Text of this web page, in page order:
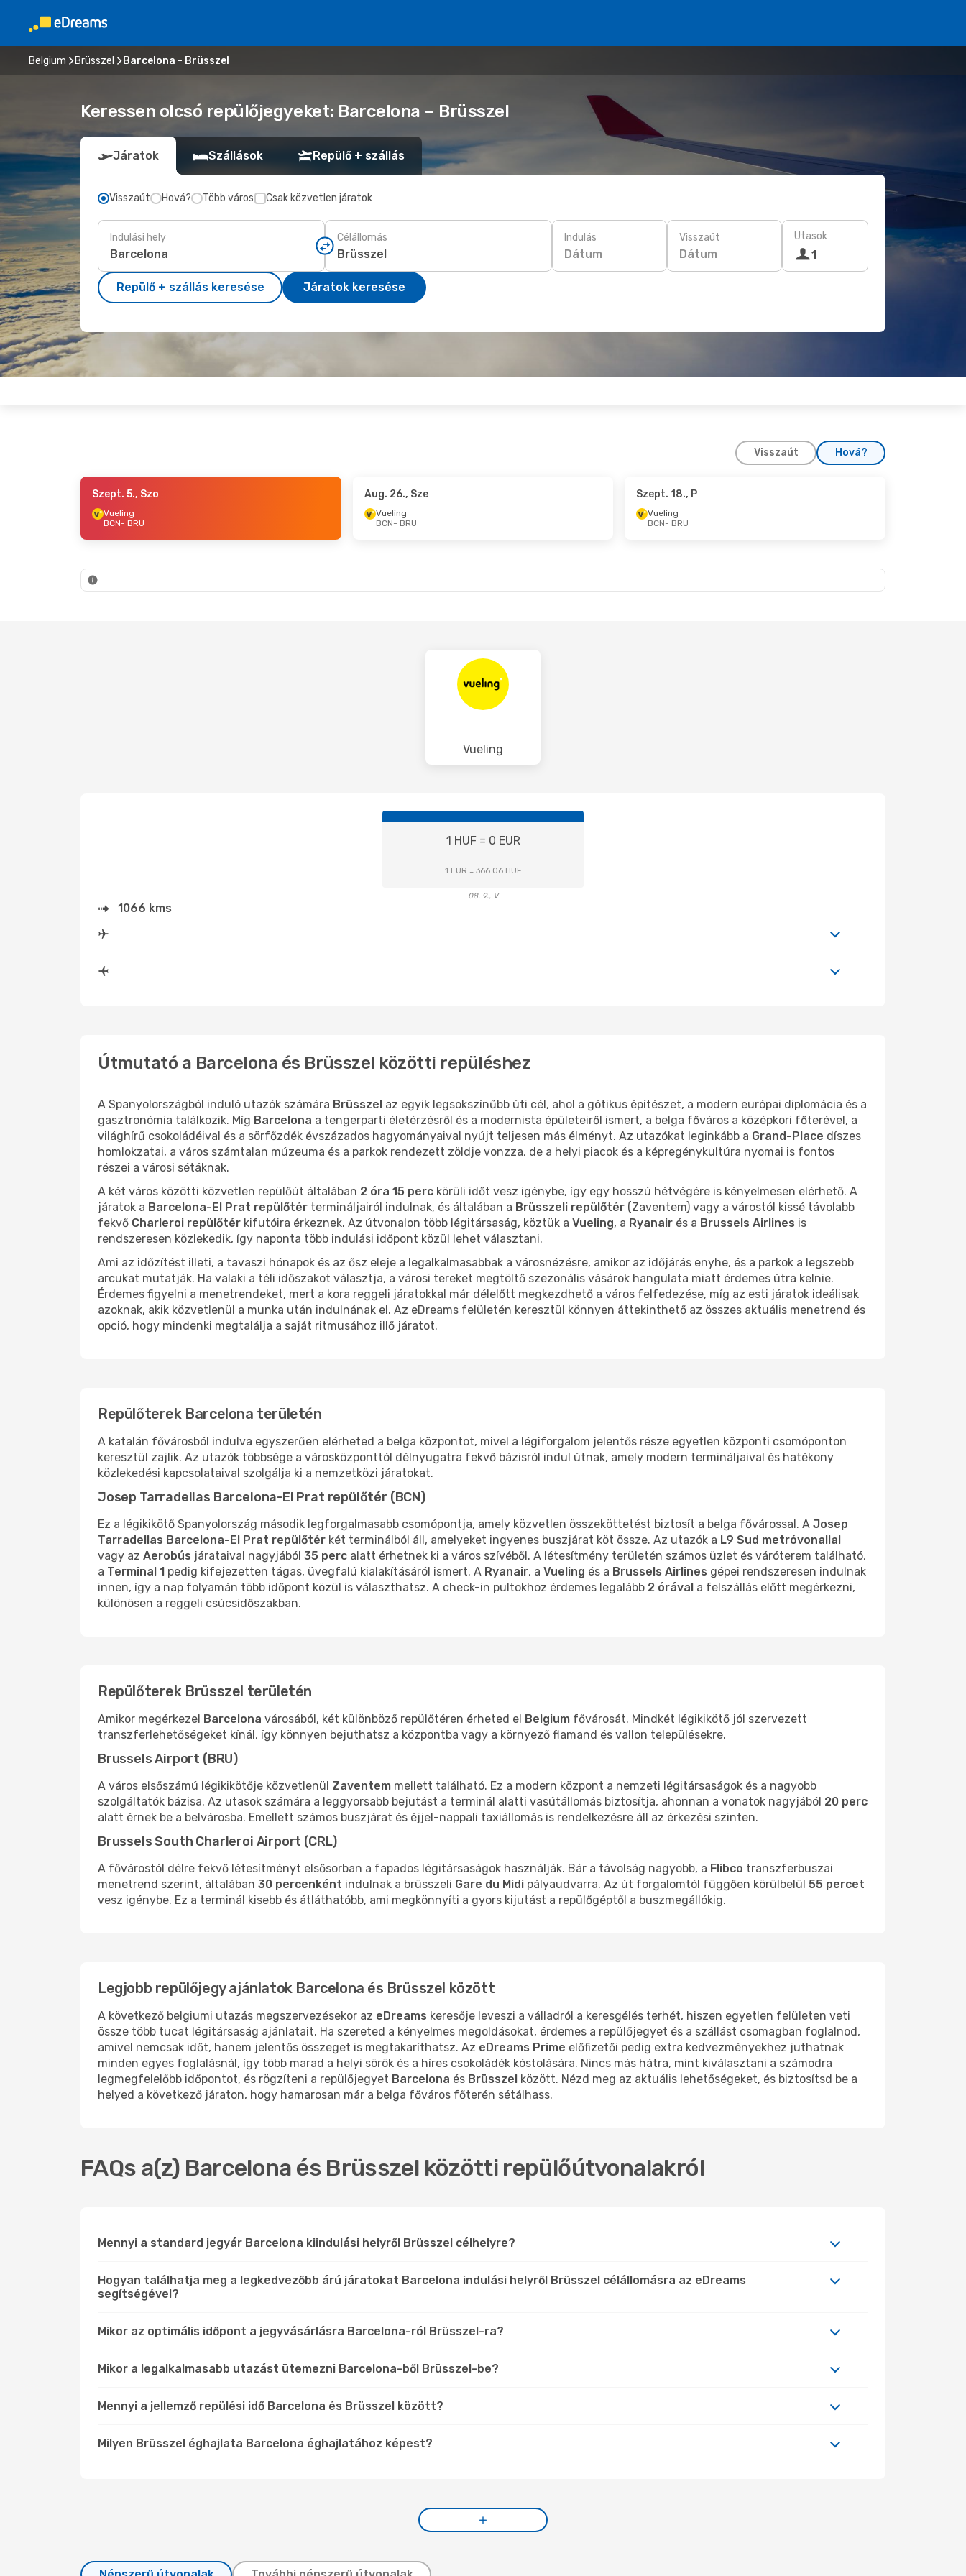
Belgium Brüsszel Barcelona - Brüsszel
Keressen olcsó repülőjegyeket: Barcelona – Brüsszel
Járatok Szállások Repülő + szállás
Visszaút Hová? Több város Csak közvetlen járatok
Indulási hely Célállomás Indulás
Dátum
Visszaút
Dátum
Utasok
1
Repülő + szállás keresése Járatok keresése
Visszaút Hová?
- Szept. 14., H
Szept. 5., Szo
Vueling
BCN- BRU
Aug. 26., Sze
Vueling
BCN- BRU
Szept. 18., P
Vueling
BCN- BRU
Vueling
1 HUF = 0 EUR
1 EUR = 366.06 HUF
08. 9., V
1066 kms
Útmutató a Barcelona és Brüsszel közötti repüléshez
A Spanyolországból induló utazók számára Brüsszel az egyik legsokszínűbb úti cél, ahol a gótikus építészet, a modern európai diplomácia és a
gasztronómia találkozik. Míg Barcelona a tengerparti életérzésről és a modernista épületeiről ismert, a belga főváros a középkori főterével, a
világhírű csokoládéival és a sörfőzdék évszázados hagyományaival nyújt teljesen más élményt. Az utazókat leginkább a Grand-Place díszes
homlokzatai, a város számtalan múzeuma és a parkok rendezett zöldje vonzza, de a helyi piacok és a képregénykultúra nyomai is fontos
részei a városi sétáknak.
A két város közötti közvetlen repülőút általában 2 óra 15 perc körüli időt vesz igénybe, így egy hosszú hétvégére is kényelmesen elérhető. A
járatok a Barcelona-El Prat repülőtér termináljairól indulnak, és általában a Brüsszeli repülőtér (Zaventem) vagy a várostól kissé távolabb
fekvő Charleroi repülőtér kifutóira érkeznek. Az útvonalon több légitársaság, köztük a Vueling, a Ryanair és a Brussels Airlines is
rendszeresen közlekedik, így naponta több indulási időpont közül lehet választani.
Ami az időzítést illeti, a tavaszi hónapok és az ősz eleje a legalkalmasabbak a városnézésre, amikor az időjárás enyhe, és a parkok a legszebb
arcukat mutatják. Ha valaki a téli időszakot választja, a városi tereket megtöltő szezonális vásárok hangulata miatt érdemes útra kelnie.
Érdemes figyelni a menetrendeket, mert a kora reggeli járatokkal már délelőtt megkezdhető a város felfedezése, míg az esti járatok ideálisak
azoknak, akik közvetlenül a munka után indulnának el. Az eDreams felületén keresztül könnyen áttekinthető az összes aktuális menetrend és
opció, hogy mindenki megtalálja a saját ritmusához illő járatot.
Repülőterek Barcelona területén
A katalán fővárosból indulva egyszerűen elérheted a belga központot, mivel a légiforgalom jelentős része egyetlen központi csomóponton
keresztül zajlik. Az utazók többsége a városközponttól délnyugatra fekvő bázisról indul útnak, amely modern termináljaival és hatékony
közlekedési kapcsolataival szolgálja ki a nemzetközi járatokat.
Josep Tarradellas Barcelona-El Prat repülőtér (BCN)
Ez a légikikötő Spanyolország második legforgalmasabb csomópontja, amely közvetlen összeköttetést biztosít a belga fővárossal. A Josep
Tarradellas Barcelona-El Prat repülőtér két terminálból áll, amelyeket ingyenes buszjárat köt össze. Az utazók a L9 Sud metróvonallal
vagy az Aerobús járataival nagyjából 35 perc alatt érhetnek ki a város szívéből. A létesítmény területén számos üzlet és váróterem található,
a Terminal 1 pedig kifejezetten tágas, üvegfalú kialakításáról ismert. A Ryanair, a Vueling és a Brussels Airlines gépei rendszeresen indulnak
innen, így a nap folyamán több időpont közül is választhatsz. A check-in pultokhoz érdemes legalább 2 órával a felszállás előtt megérkezni,
különösen a reggeli csúcsidőszakban.
Repülőterek Brüsszel területén
Amikor megérkezel Barcelona városából, két különböző repülőtéren érheted el Belgium fővárosát. Mindkét légikikötő jól szervezett
transzferlehetőségeket kínál, így könnyen bejuthatsz a központba vagy a környező flamand és vallon településekre.
Brussels Airport (BRU)
A város elsőszámú légikikötője közvetlenül Zaventem mellett található. Ez a modern központ a nemzeti légitársaságok és a nagyobb
szolgáltatók bázisa. Az utasok számára a leggyorsabb bejutást a terminál alatti vasútállomás biztosítja, ahonnan a vonatok nagyjából 20 perc
alatt érnek be a belvárosba. Emellett számos buszjárat és éjjel-nappali taxiállomás is rendelkezésre áll az érkezési szinten.
Brussels South Charleroi Airport (CRL)
A fővárostól délre fekvő létesítményt elsősorban a fapados légitársaságok használják. Bár a távolság nagyobb, a Flibco transzferbuszai
menetrend szerint, általában 30 percenként indulnak a brüsszeli Gare du Midi pályaudvarra. Az út forgalomtól függően körülbelül 55 percet
vesz igénybe. Ez a terminál kisebb és átláthatóbb, ami megkönnyíti a gyors kijutást a repülőgéptől a buszmegállókig.
Legjobb repülőjegy ajánlatok Barcelona és Brüsszel között
A következő belgiumi utazás megszervezésekor az eDreams keresője leveszi a válladról a keresgélés terhét, hiszen egyetlen felületen veti
össze több tucat légitársaság ajánlatait. Ha szereted a kényelmes megoldásokat, érdemes a repülőjegyet és a szállást csomagban foglalnod,
amivel nemcsak időt, hanem jelentős összeget is megtakaríthatsz. Az eDreams Prime előfizetői pedig extra kedvezményekhez juthatnak
minden egyes foglalásnál, így több marad a helyi sörök és a híres csokoládék kóstolására. Nincs más hátra, mint kiválasztani a számodra
legmegfelelőbb időpontot, és rögzíteni a repülőjegyet Barcelona és Brüsszel között. Nézd meg az aktuális lehetőségeket, és biztosítsd be a
helyed a következő járaton, hogy hamarosan már a belga főváros főterén sétálhass.
FAQs a(z) Barcelona és Brüsszel közötti repülőútvonalakról
Mennyi a standard jegyár Barcelona kiindulási helyről Brüsszel célhelyre?
Hogyan találhatja meg a legkedvezőbb árú járatokat Barcelona indulási helyről Brüsszel célállomásra az eDreams
segítségével?
Mikor az optimális időpont a jegyvásárlásra Barcelona-ról Brüsszel-ra?
Mikor a legalkalmasabb utazást ütemezni Barcelona-ből Brüsszel-be?
Mennyi a jellemző repülési idő Barcelona és Brüsszel között?
Milyen Brüsszel éghajlata Barcelona éghajlatához képest?